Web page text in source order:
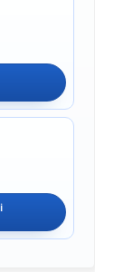
ℹ︎